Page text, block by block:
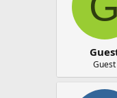
Guest